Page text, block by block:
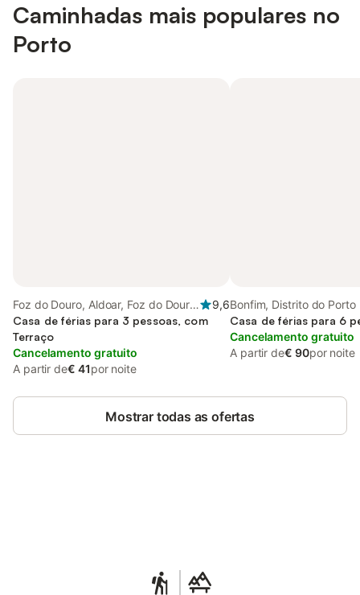
Caminhadas mais populares no
Porto
Foz do Douro, Aldoar, Foz do Douro
e Nevogilde
9,6
Casa de férias para 3 pessoas, com
Terraço
Cancelamento gratuito
A partir de€ 41por noite
Bonfim, Distrito do Porto
Casa de férias para 6
Cancelamento gratuito
A partir de€ 90por noite
Mostrar todas as ofertas